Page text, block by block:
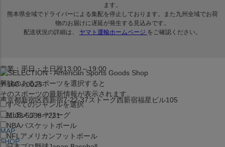
営業：平日・土日祝13:00～19:00
〒160－0023
東京都新宿区西新宿7-22-37ストーク西新宿福星ビル105
TEL:03-5338-7231
MAP
SHOP
興味のあるスポーツを選択すると
そのスポーツの最新情報が表示されます。
すべてのジャンルを選択
MLBメジャーリーグ
NBAバスケットボール
NFL アメリカンフットボール